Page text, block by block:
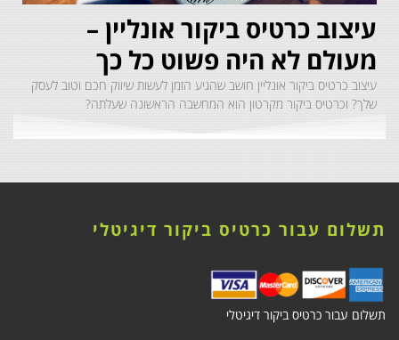
עיצוב כרטיס ביקור אונליין –
מעולם לא היה פשוט כל כך
עיצוב כרטיס ביקור אונליין חושב שהגיע הזמן לעשות שיווק חכם וטוב לעסק
שלך? וכרטיס ביקור מקרטון הוא המחשבה הראשונה שעלתה?
תשלום עבור כרטיס ביקור דיגיטלי
תשלום עבור כרטיס ביקור דיגיטלי